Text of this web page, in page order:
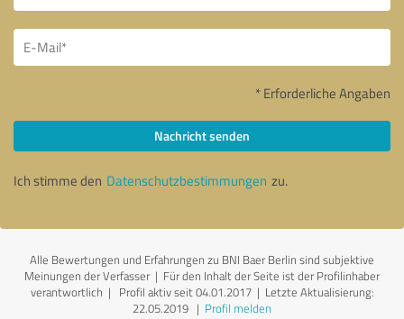
* Erforderliche Angaben
Nachricht senden
Ich stimme den Datenschutzbestimmungen zu.
Alle Bewertungen und Erfahrungen zu BNI Baer Berlin sind subjektive
Meinungen der Verfasser | Für den Inhalt der Seite ist der Profilinhaber
verantwortlich | Profil aktiv seit 04.01.2017 | Letzte Aktualisierung:
22.05.2019 | Profil melden